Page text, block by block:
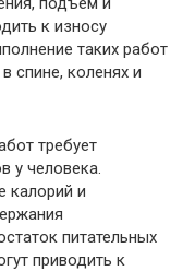
к износу
таких работ
спине, коленях и
требует
у человека.
калорий и
питательных
приводить к